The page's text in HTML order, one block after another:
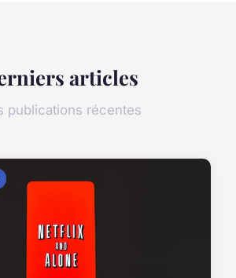
articles
publications récentes